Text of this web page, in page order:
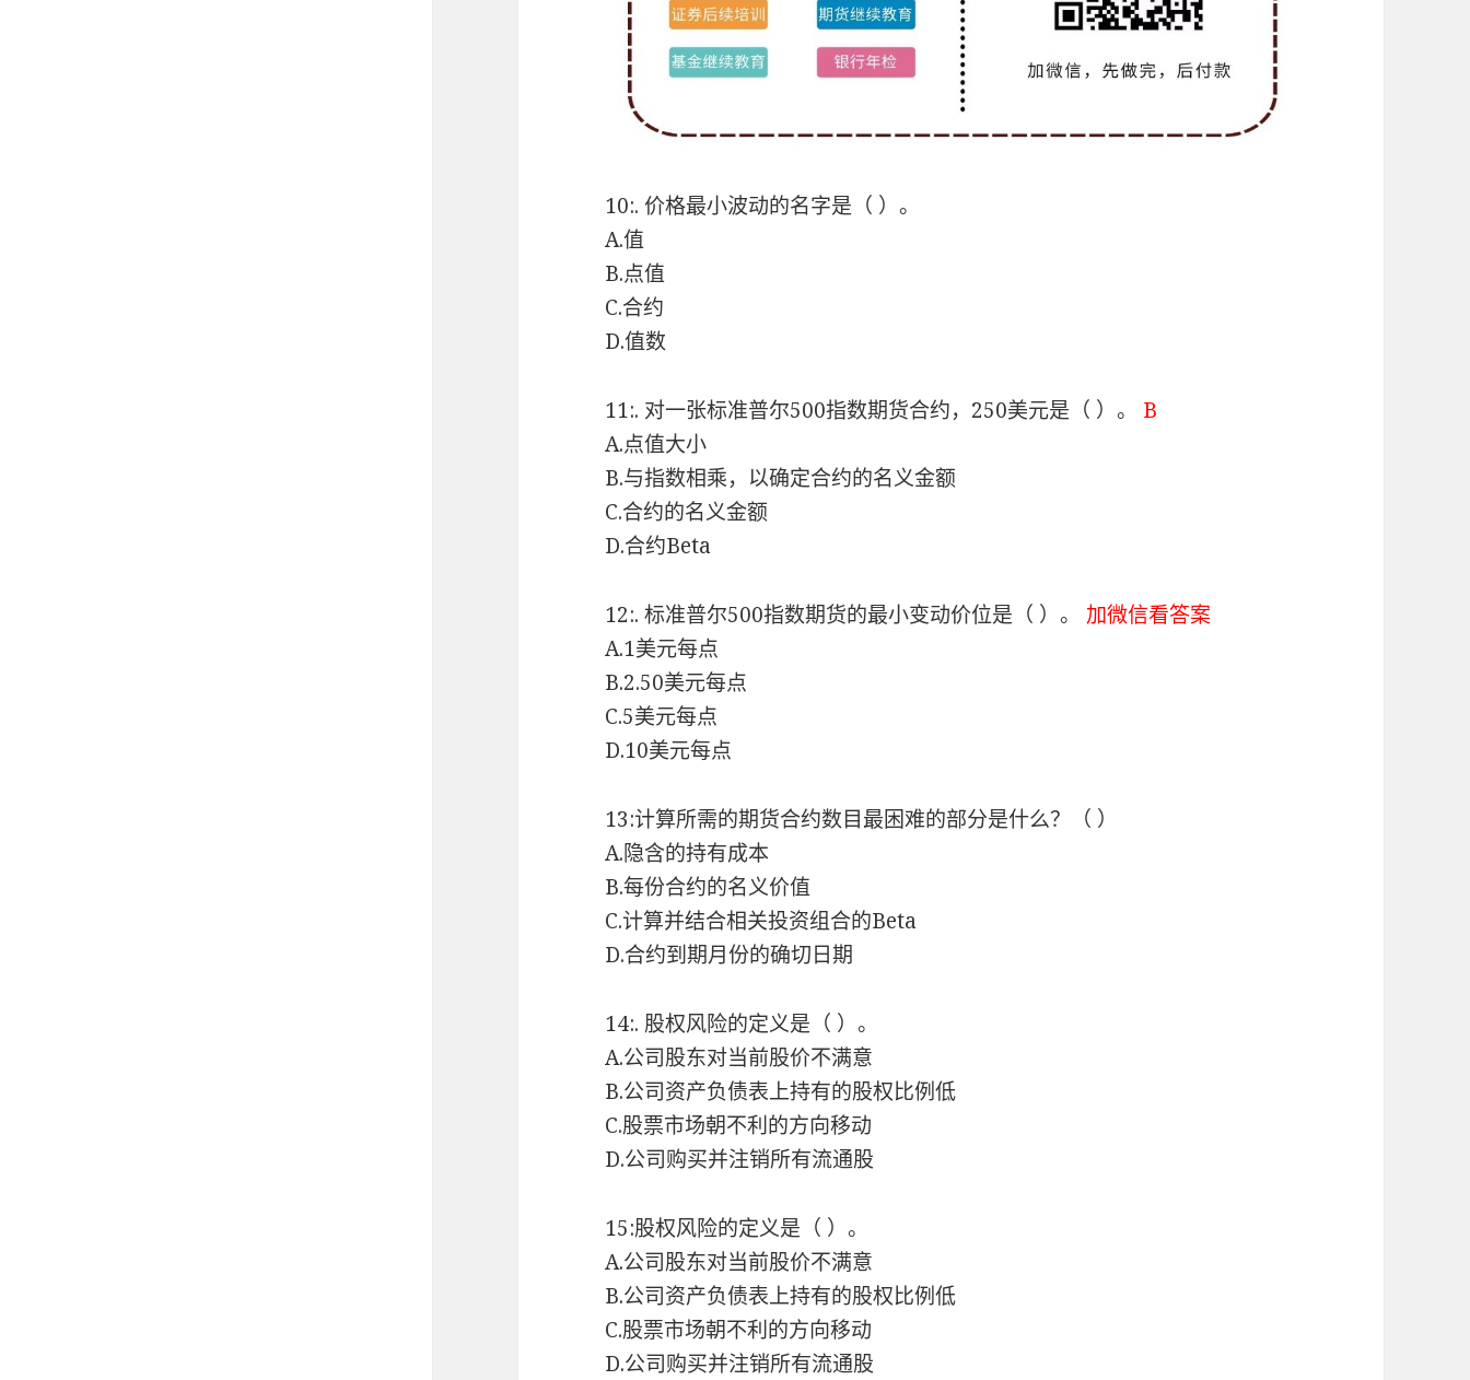
10:. 价格最小波动的名字是（ ）。
A.值
B.点值
C.合约
D.值数
11:. 对一张标准普尔500指数期货合约，250美元是（ ）。 B
A.点值大小
B.与指数相乘，以确定合约的名义金额
C.合约的名义金额
D.合约Beta
12:. 标准普尔500指数期货的最小变动价位是（ ）。 加微信看答案
A.1美元每点
B.2.50美元每点
C.5美元每点
D.10美元每点
13:计算所需的期货合约数目最困难的部分是什么？（ ）
A.隐含的持有成本
B.每份合约的名义价值
C.计算并结合相关投资组合的Beta
D.合约到期月份的确切日期
14:. 股权风险的定义是（ ）。
A.公司股东对当前股价不满意
B.公司资产负债表上持有的股权比例低
C.股票市场朝不利的方向移动
D.公司购买并注销所有流通股
15:股权风险的定义是（ ）。
A.公司股东对当前股价不满意
B.公司资产负债表上持有的股权比例低
C.股票市场朝不利的方向移动
D.公司购买并注销所有流通股